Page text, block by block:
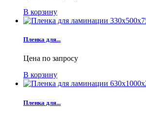
В корзину
Пленка для...
Цена по запросу
В корзину
Пленка для...